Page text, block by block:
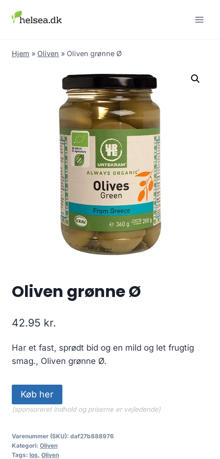
Hjem » Oliven » Oliven grønne Ø
Oliven grønne Ø
42.95 kr.
Har et fast, sprødt bid og en mild og let frugtig
smag., Oliven grønne Ø.
Køb her
(sponsoreret indhold og priserne er vejledende)
Varenummer (SKU): daf27b888976
Kategori: Oliven
Tags: los, Oliven